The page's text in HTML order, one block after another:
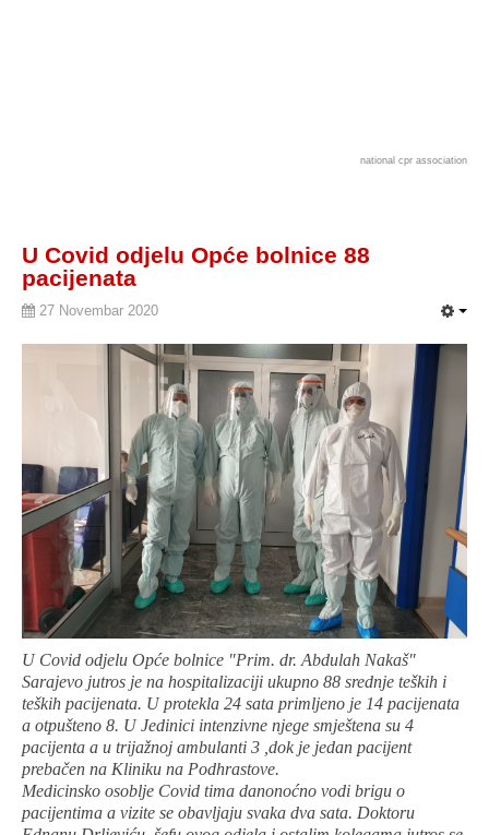
national cpr association
U Covid odjelu Opće bolnice 88
pacijenata
27 Novembar 2020
U Covid odjelu Opće bolnice "Prim. dr. Abdulah Nakaš"
Sarajevo jutros je na hospitalizaciji ukupno 88 srednje teških i
teških pacijenata. U protekla 24 sata primljeno je 14 pacijenata
a otpušteno 8. U Jedinici intenzivne njege smještena su 4
pacijenta a u trijažnoj ambulanti 3 ,dok je jedan pacijent
prebačen na Kliniku na Podhrastove.
Medicinsko osoblje Covid tima danonoćno vodi brigu o
pacijentima a vizite se obavljaju svaka dva sata. Doktoru